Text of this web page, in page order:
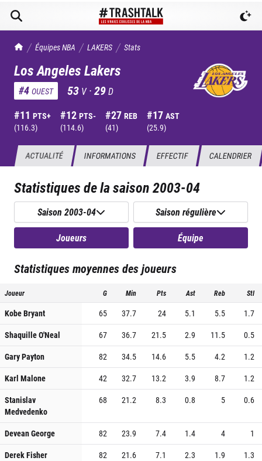
TrashTalk Actu NBA
Équipes NBA LAKERS Stats
Los Angeles Lakers
#4 OUEST 53 V ·29D
#11 PTS+
(116.3)
#12 PTS-
(114.6)
#27 REB
(41)
#17 AST
(25.9)
ACTUALITÉ INFORMATIONS EFFECTIF CALENDRIER
Statistiques de la saison2003-04
Saison 2003-04 Saison régulière
Joueurs Équipe
Statistiques moyennes des joueurs
Joueur G Min Pts Ast Reb Stl
Kobe Bryant 65 37.7 24 5.1 5.5
1.7
Shaquille O'Neal
67 36.7 21.5 2.9 11.5
0.5
Gary Payton
82 34.5 14.6 5.5 4.2
1.2
Karl Malone
42 32.7 13.2 3.9 8.7
1.2
Stanislav
Medvedenko
68 21.2 8.3 0.8 5 0.6
Devean George 82 23.9 7.4 1.4 4
1
Derek Fisher
82 21.6 7.1 2.3 1.9
1.3